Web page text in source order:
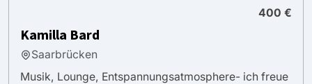
400 €
Kamilla Bard
Saarbrücken
Musik, Lounge, Entspannungsatmosphere- ich freue